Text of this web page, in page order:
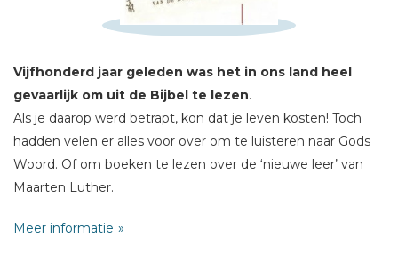
Vijfhonderd jaar geleden was het in ons land heel
gevaarlijk om uit de Bijbel te lezen.
Als je daarop werd betrapt, kon dat je leven kosten! Toch
hadden velen er alles voor over om te luisteren naar Gods
Woord. Of om boeken te lezen over de ‘nieuwe leer’ van
Maarten Luther.
In dit boek staan twaalf verhalen over het begin van de
Meer informatie
E-mail *
Titel *
Bericht *